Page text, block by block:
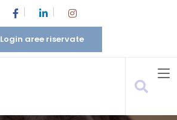
Login aree riservate